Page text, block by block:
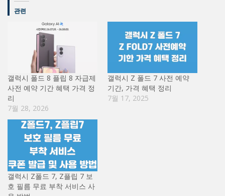
관련
갤럭시 폴드 8 플립 8 자급제
사전 예약 기간 혜택 가격 정
리
7월 28, 2026
갤럭시 Z 폴드 7 사전 예약
기간, 가격 혜택 정리
7월 17, 2025
갤럭시 Z폴드 7, Z플립 7 보
호 필름 무료 부착 서비스 사